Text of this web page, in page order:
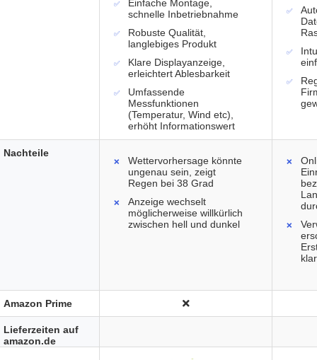
Einfache Montage,
schnelle Inbetriebnahme
Robuste Qualität,
langlebiges Produkt
Klare Displayanzeige,
erleichtert Ablesbarkeit
Umfassende
Messfunktionen
(Temperatur, Wind etc),
erhöht Informationswert
Wettervorhersage könnte
ungenau sein, zeigt
Regen bei 38 Grad
Anzeige wechselt
möglicherweise willkürlich
zwischen hell und dunkel
Nachteile
Amazon Prime
Lieferzeiten auf
amazon.de